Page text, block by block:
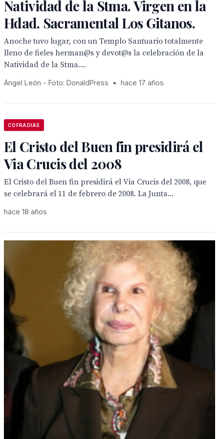
Natividad de la Stma. Virgen en la
Hdad. Sacramental Los Gitanos.
Anoche tuvo lugar, con un Templo Santuario totalmente
lleno de fieles herman@s y devot@s la celebración de la
Natividad de la Stma....
Ángel León - Foto: DonaldPress • hace 17 años
COFRADIAS
El Cristo del Buen fin presidirá el
Via Crucis del 2008
El Cristo del Buen fin presidirá el Via Crucis del 2008, que
se celebrará el 11 de febrero de 2008. La Junta...
hace 18 años